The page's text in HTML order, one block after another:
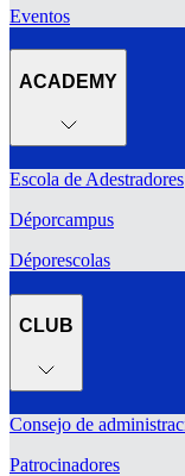
Eventos
ACADEMY
Escola de Adestradores
Déporcampus
Déporescolas
CLUB
Consejo de
Patrocinadores